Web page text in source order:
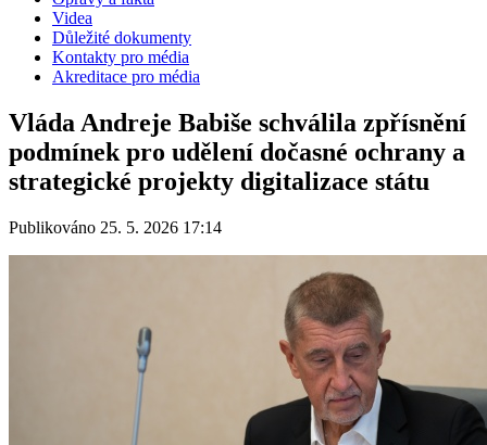
Videa
Důležité dokumenty
Kontakty pro média
Akreditace pro média
Vláda Andreje Babiše schválila zpřísnění
podmínek pro udělení dočasné ochrany a
strategické projekty digitalizace státu
Publikováno 25. 5. 2026 17:14